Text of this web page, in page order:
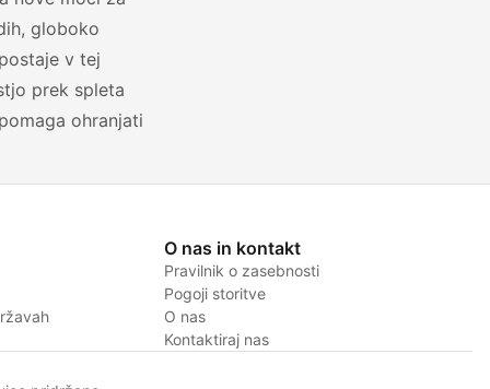
globoko
v tej
prek spleta
ohranjati
O nas in kontakt
Pravilnik o zasebnosti
Pogoji storitve
O nas
Kontaktiraj nas